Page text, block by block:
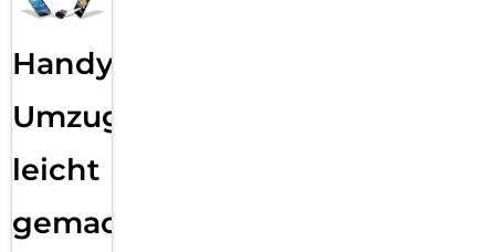
Handy
Umzug
leicht
gemacht!